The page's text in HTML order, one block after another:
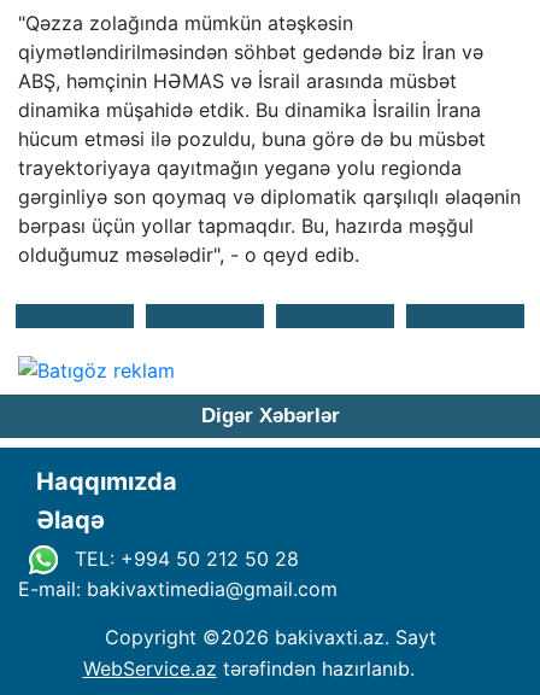
"Qəzza zolağında mümkün atəşkəsin
qiymətləndirilməsindən söhbət gedəndə biz İran və
ABŞ, həmçinin HƏMAS və İsrail arasında müsbət
dinamika müşahidə etdik. Bu dinamika İsrailin İrana
hücum etməsi ilə pozuldu, buna görə də bu müsbət
trayektoriyaya qayıtmağın yeganə yolu regionda
gərginliyə son qoymaq və diplomatik qarşılıqlı əlaqənin
bərpası üçün yollar tapmaqdır. Bu, hazırda məşğul
olduğumuz məsələdir", - o qeyd edib.
Digər Xəbərlər
Haqqımızda
Əlaqə
TEL: +994 50 212 50 28
E-mail: bakivaxtimedia@gmail.com
Copyright ©2026 bakivaxti.az. Sayt
WebService.az tərəfindən hazırlanıb.